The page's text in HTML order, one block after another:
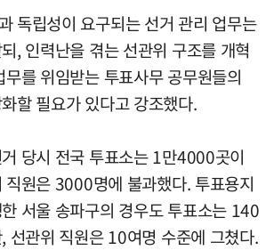
독립성이 요구되는 선거 관리 업무는
, 인력난을 겪는 선관위 구조를 개혁
를 위임받는 투표사무 공무원들의
할 필요가 있다고 강조했다.
당시 전국 투표소는 1만4000곳이
직원은 3000명에 불과했다. 투표용지
서울 송파구의 경우도 투표소는 140
선관위 직원은 10여명 수준에 그쳤다.